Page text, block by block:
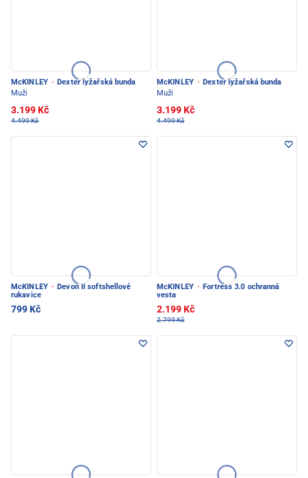
McKINLEY · Dexter lyžařská bunda
Muži
3.199 Kč
4.499 Kč
McKINLEY · Dexter lyžařská bunda
Muži
3.199 Kč
4.499 Kč
McKINLEY · Devon II softshellové
rukavice
799 Kč
McKINLEY · Fortress 3.0 ochranná
vesta
2.199 Kč
2.799 Kč